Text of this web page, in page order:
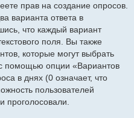
прав на создание опросов.
варианта ответа в
что каждый вариант
поля. Вы также
которые могут выбрать
помощью опции «Вариантов
в днях (0 означает, что
пользователей
проголосовали.